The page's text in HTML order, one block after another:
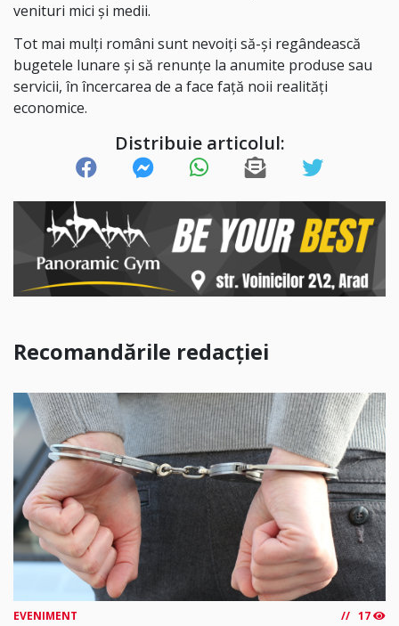
venituri mici și medii.
Tot mai mulți români sunt nevoiți să-și regândească
bugetele lunare și să renunțe la anumite produse sau
servicii, în încercarea de a face față noii realități
economice.
Distribuie articolul:
Recomandările redacției
EVENIMENT 17